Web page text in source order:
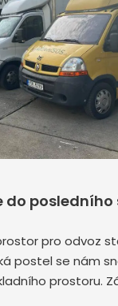
do posledního
pro odvoz
postel se nám
prostoru.